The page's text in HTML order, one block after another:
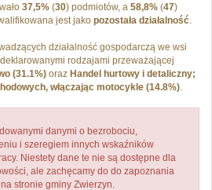
37,5% (30) podmiotów, a 58,8% (47)
jest jako pozostała działalność.
działalność gospodarczą we wsi
rodzajami przeważającej
(31.1%) oraz Handel hurtowy i detaliczny;
włączając motocykle (14.8%).
danymi o bezrobociu,
i szeregiem innych wskaźników
Niestety dane te nie są dostępne dla
ale zachęcamy do do zapoznania
stronie gminy Zwierzyn.